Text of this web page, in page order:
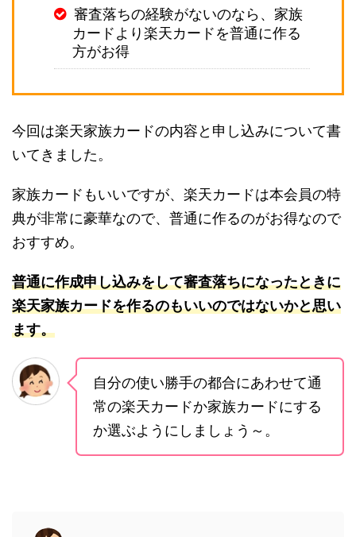
審査落ちの経験がないのなら、家族
カードより楽天カードを普通に作る
方がお得
今回は楽天家族カードの内容と申し込みについて書
いてきました。
家族カードもいいですが、楽天カードは本会員の特
典が非常に豪華なので、普通に作るのがお得なので
おすすめ。
普通に作成申し込みをして審査落ちになったときに
楽天家族カードを作るのもいいのではないかと思い
ます。
自分の使い勝手の都合にあわせて通
常の楽天カードか家族カードにする
か選ぶようにしましょう～。